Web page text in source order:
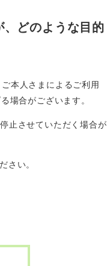
どのような目的
本人さまによるご利用
場合がございます。
止させていただく場合が
さい。